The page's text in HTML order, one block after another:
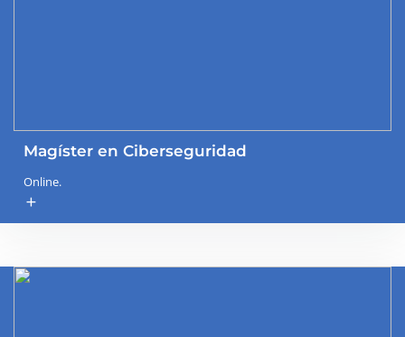
Magíster en Ciberseguridad
Online.
add